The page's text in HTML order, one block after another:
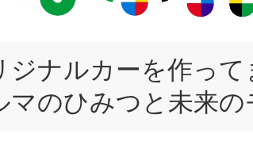
ジナルカーを作って
マのひみつと未来の